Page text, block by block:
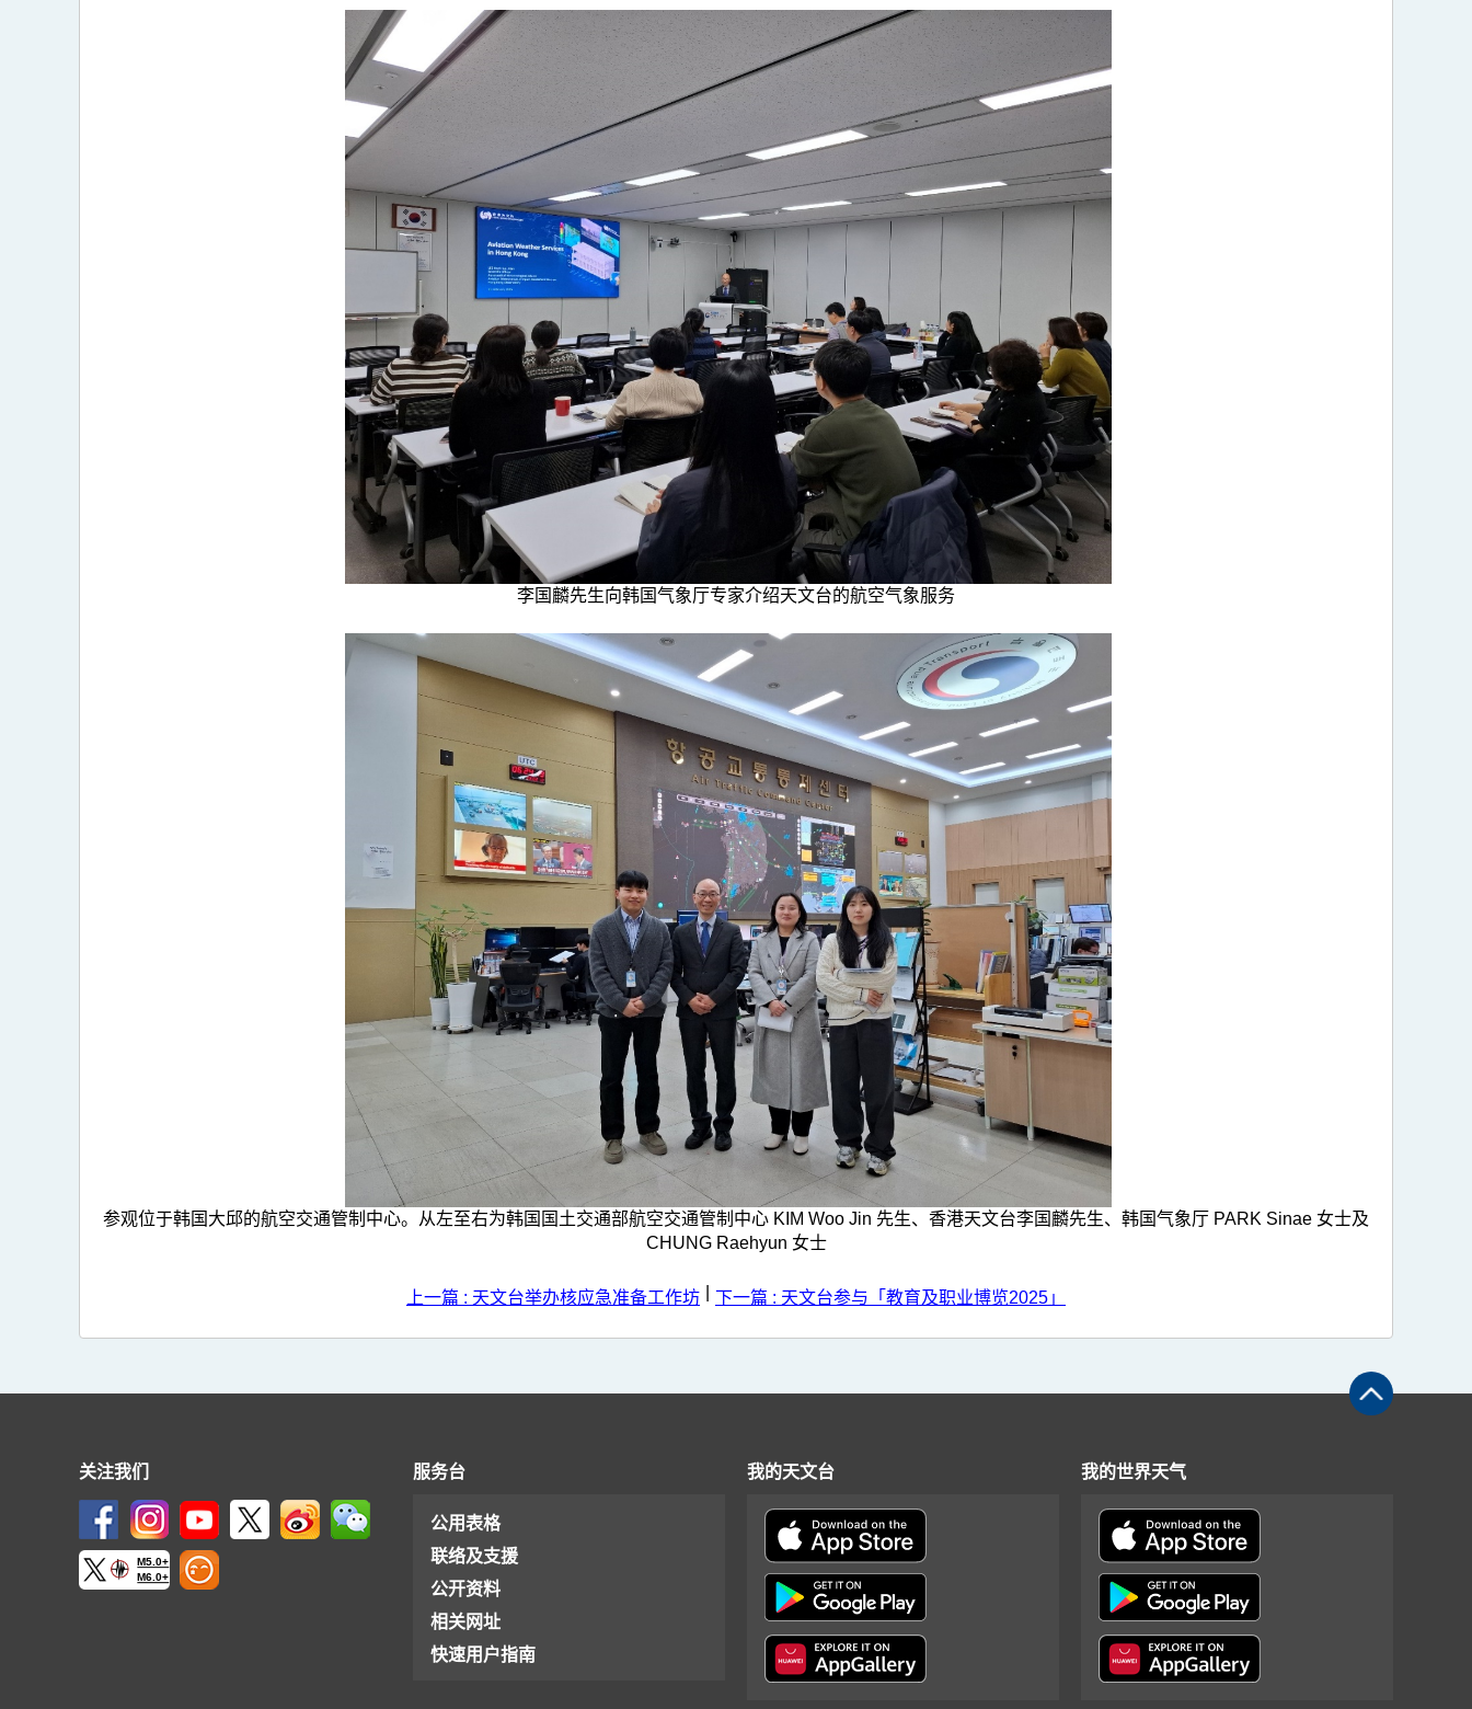
李国麟先生向韩国气象厅专家介绍天文台的航空气象服务
参观位于韩国大邱的航空交通管制中心。从左至右为韩国国土交通部航空交通管制中心 KIM Woo Jin 先生、香港天文台李国麟先生、韩国气象厅 PARK Sinae 女士及
CHUNG Raehyun 女士
上一篇 : 天文台举办核应急准备工作坊 下一篇 : 天文台参与「教育及职业博览2025」
关注我们
M5.0+
M6.0+
服务台
公用表格
联络及支援
公开资料
相关网址
快速用户指南
我的天文台 我的世界天气